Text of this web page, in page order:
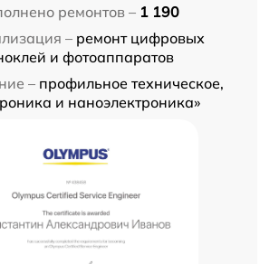
ремонтов – 1 190
– ремонт цифровых
и фотоаппаратов
– профильное техническое,
и наноэлектроника»